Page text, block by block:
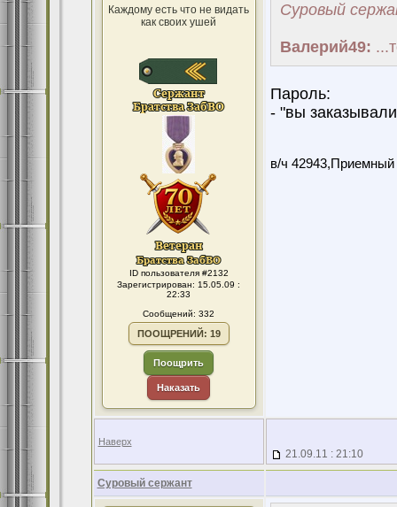
Каждому есть что не видать
как своих ушей
ID пользователя #2132
Зарегистрирован: 15.05.09 :
22:33
Сообщений: 332
ПООЩРЕНИЙ: 19
Поощрить
Наказать
Суровый
Валерий49:
Пароль:
- "вы
в/ч
Наверх
21.09.11 : 21:10
Суровый сержант